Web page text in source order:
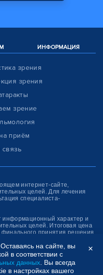
ИНФОРМАЦИЯ
зрения
зрения
зрение
приём
интернет-сайте,
целей. Для лечения
специалиста-
информационный характер и
целей. Итоговая цена
финального принятия решения
. Оставаясь на сайте, вы
в соответствии с
данных . Вы всегда
в настройках вашего
×